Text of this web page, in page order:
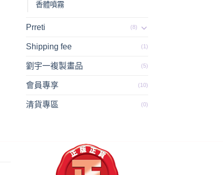
香體噴霧
Prreti (8)
Shipping fee (1)
劉宇一複製畫品 (5)
會員專享 (10)
清貨專區 (0)